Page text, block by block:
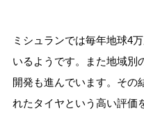
ミシュランでは毎年地球4
いるようです。また地域別
開発も進んでいます。その
れたタイヤという高い評価